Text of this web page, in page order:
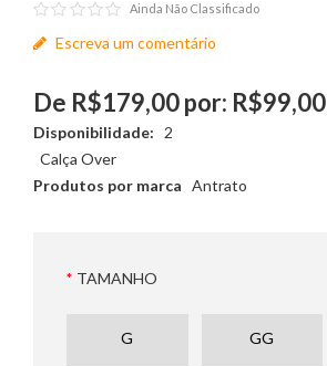
Ainda Não Classificado
Escreva um comentário
De R$179,00 por: R$99,00
Disponibilidade:
2
Calça Over
Produtos por marca Antrato
TAMANHO
G GG